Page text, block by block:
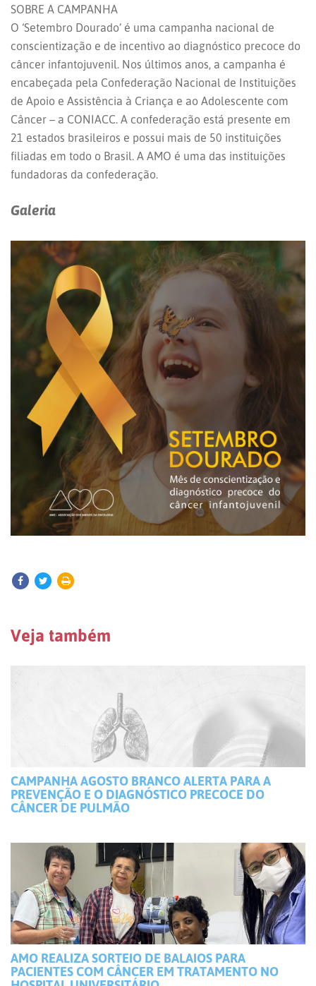
SOBRE A CAMPANHA
O ‘Setembro Dourado’ é uma campanha nacional de
conscientização e de incentivo ao diagnóstico precoce do
câncer infantojuvenil. Nos últimos anos, a campanha é
encabeçada pela Confederação Nacional de Instituições
de Apoio e Assistência à Criança e ao Adolescente com
Câncer – a CONIACC. A confederação está presente em
21 estados brasileiros e possui mais de 50 instituições
filiadas em todo o Brasil. A AMO é uma das instituições
fundadoras da confederação.
Galeria
Veja também
CAMPANHA AGOSTO BRANCO ALERTA PARA A
PREVENÇÃO E O DIAGNÓSTICO PRECOCE DO
CÂNCER DE PULMÃO
AMO REALIZA SORTEIO DE BALAIOS PARA
PACIENTES COM CÂNCER EM TRATAMENTO NO